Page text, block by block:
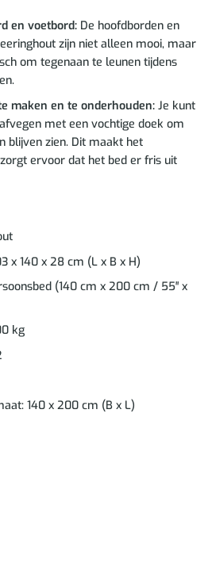
en voetbord:De hoofdborden en
zijn niet alleen mooi, maar
om tegenaan te leunen tijdens
maken en te onderhouden:Je kunt
met een vochtige doek om
blijven zien. Dit maakt het
ervoor dat het bed er fris uit
x 140 x 28 cm (L x B x H)
(140 cm x 200 cm / 55″ x
kg
140 x 200 cm (B x L)